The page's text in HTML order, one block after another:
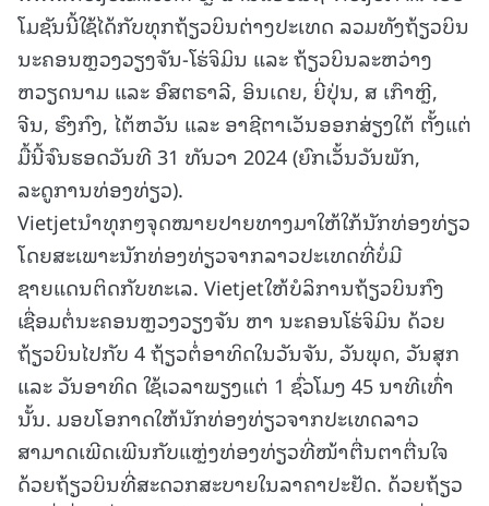
ໂມຊັນນີ້ໃຊ້ໄດ້ກັບທຸກຖ້ຽວບິນຕ່າງປະເທດ ລວມທັງຖ້ຽວບິນ
ນະຄອນຫຼວງວຽງຈັນ-ໂຮ່ຈິມິນ ແລະ ຖ້ຽວບິນລະຫວ່າງ
ຫວຽດນາມ ແລະ ອົສຕຣາລີ, ອິນເດຍ, ຍີ່ປຸ່ນ, ສ ເກົາຫຼີ,
ຈີນ, ຮົງກົງ, ໄຕ້ຫວັນ ແລະ ອາຊີຕາເວັນອອກສ່ຽງໃຕ້ ຕັ້ງແຕ່
ມື້ນີ້ຈົນຮອດວັນທີ 31 ທັນວາ 2024 (ຍົກເວັ້ນວັນພັກ,
ລະດູການທ່ອງທ່ຽວ).
Vietjetນໍາທຸກໆຈຸດໝາຍປາຍທາງມາໃຫ້ໃກ້ນັກທ່ອງທ່ຽວ
ໂດຍສະເພາະນັກທ່ອງທ່ຽວຈາກລາວປະເທດທີ່ບໍ່ມີ
ຊາຍແດນຕິດກັບທະເລ. Vietjetໃຫ້ບໍລິການຖ້ຽວບິນກົງ
ເຊື່ອມຕໍ່ນະຄອນຫຼວງວຽງຈັນ ຫາ ນະຄອນໂຮ່ຈິມິນ ດ້ວຍ
ຖ້ຽວບິນໄປກັບ 4 ຖ້ຽວຕໍ່ອາທິດໃນວັນຈັນ, ວັນພຸດ, ວັນສຸກ
ແລະ ວັນອາທິດ ໃຊ້ເວລາພຽງແຕ່ 1 ຊົ່ວໂມງ 45 ນາທີເທົ່າ
ນັ້ນ. ມອບໂອກາດໃຫ້ນັກທ່ອງທ່ຽວຈາກປະເທດລາວ
ສາມາດເພີດເພີນກັບແຫຼ່ງທ່ອງທ່ຽວທີ່ໜ້າຕື່ນຕາຕື່ນໃຈ
ດ້ວຍຖ້ຽວບິນທີ່ສະດວກສະບາຍໃນລາຄາປະຢັດ. ດ້ວຍຖ້ຽວ